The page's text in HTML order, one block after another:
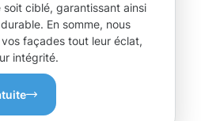
ciblé, garantissant ainsi
En somme, nous
façades tout leur éclat,
intégrité.